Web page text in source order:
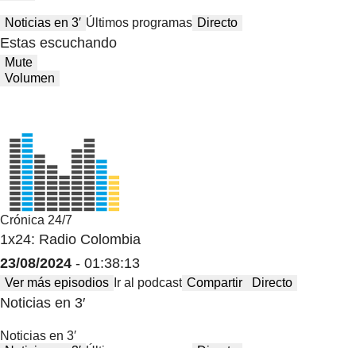
Noticias en 3′ Últimos programas Directo
Estas escuchando
Mute
Volumen
Crónica 24/7
1x24: Radio Colombia
23/08/2024 - 01:38:13
Ver más episodios Ir al podcast Compartir Directo
Noticias en 3′
Noticias en 3′